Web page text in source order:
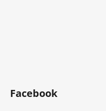
Facebook